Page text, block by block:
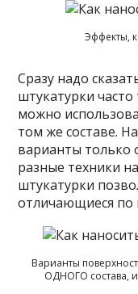
Эффекты,
Сразу надо
штукатурки
можно
том же составе.
варианты только
разные техники
штукатурки
отличающиеся по
Варианты
ОДНОГО состава,